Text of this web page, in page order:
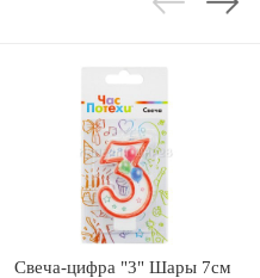
Свеча-цифра "3" Шары 7см